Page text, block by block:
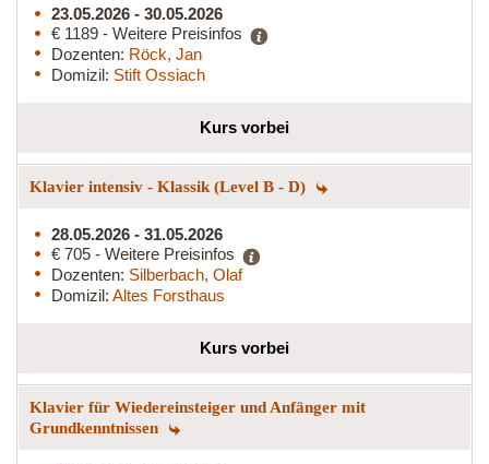
23.05.2026 - 30.05.2026
€ 1189 - Weitere Preisinfos
Dozenten: Röck, Jan
Domizil: Stift Ossiach
Kurs vorbei
Klavier intensiv - Klassik (Level B - D)
28.05.2026 - 31.05.2026
€ 705 - Weitere Preisinfos
Dozenten: Silberbach, Olaf
Domizil: Altes Forsthaus
Kurs vorbei
Klavier für Wiedereinsteiger und Anfänger mit
Grundkenntnissen